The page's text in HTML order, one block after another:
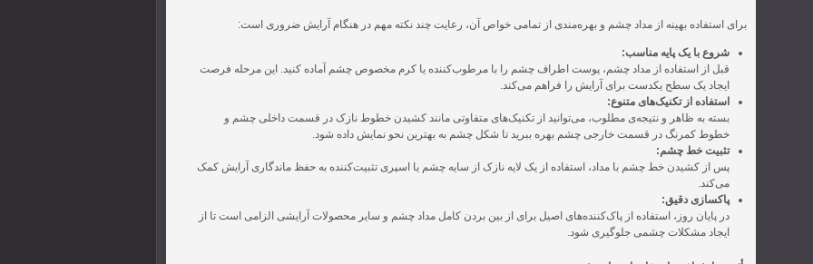
برای استفاده بهینه از مداد چشم و بهره‌مندی از تمامی خواص آن، رعایت چند نکته مهم در هنگام آرایش ضروری است:
شروع با یک پایه مناسب:
قبل از استفاده از مداد چشم، پوست اطراف چشم را با مرطوب‌کننده یا کرم مخصوص چشم آماده کنید. این مرحله فرصت
ایجاد یک سطح یکدست برای آرایش را فراهم می‌کند.
استفاده از تکنیک‌های متنوع:
بسته به ظاهر و نتیجه‌ی مطلوب، می‌توانید از تکنیک‌های متفاوتی مانند کشیدن خطوط نازک در قسمت داخلی چشم و
خطوط کمرنگ در قسمت خارجی چشم بهره ببرید تا شکل چشم به بهترین نحو نمایش داده شود.
تثبیت خط چشم:
پس از کشیدن خط چشم با مداد، استفاده از یک لایه نازک از سایه چشم یا اسپری تثبیت‌کننده به حفظ ماندگاری آرایش کمک
می‌کند.
پاکسازی دقیق:
در پایان روز، استفاده از پاک‌کننده‌های اصیل برای از بین بردن کامل مداد چشم و سایر محصولات آرایشی الزامی است تا از
ایجاد مشکلات چشمی جلوگیری شود.